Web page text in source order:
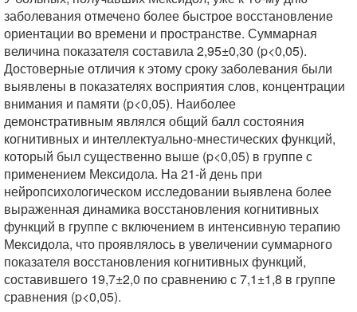
заболевания отмечено более быстрое восстановление
ориентации во времени и пространстве. Суммарная
величина показателя составила 2,95±0,30 (p<0,05).
Достоверные отличия к этому сроку заболевания были
выявлены в показателях восприятия слов, концентрации
внимания и памяти (p<0,05). Наиболее
демонстративным являлся общий балл состояния
когнитивных и интеллектуально-мнестических функций,
который был существенно выше (p<0,05) в группе с
применением Мексидола. На 21-й день при
нейропсихологическом исследовании выявлена более
выраженная динамика восстановления когнитивных
функций в группе с включением в интенсивную терапию
Мексидола, что проявлялось в увеличении суммарного
показателя восстановления когнитивных функций,
составившего 19,7±2,0 по сравнению с 7,1±1,8 в группе
сравнения (p<0,05).